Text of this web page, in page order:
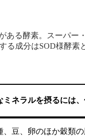
ある酵素。スーパー
る成分はSOD様酵素
ネラルを摂るには
、豆、卵のほか穀類